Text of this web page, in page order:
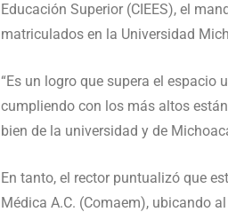
Educación Superior (CIEES), el
matriculados en la Universidad
“Es un logro que supera el
cumpliendo con los más altos
bien de la universidad y de
En tanto, el rector puntualizó que
Médica A.C. (Comaem), ubicando